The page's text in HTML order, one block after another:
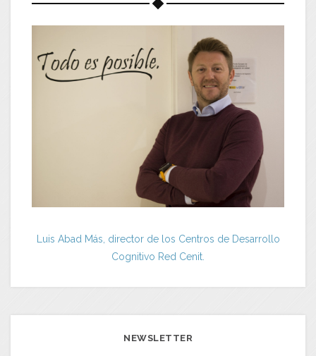
Luis Abad Más, director de los Centros de Desarrollo
Cognitivo Red Cenit.
NEWSLETTER